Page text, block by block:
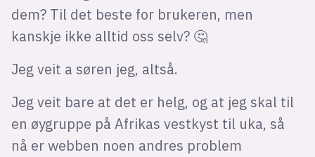
dem? Til det beste for brukeren, men
kanskje ikke alltid oss selv? 🤔
Jeg veit a søren jeg, altså.
Jeg veit bare at det er helg, og at jeg skal til
en øygruppe på Afrikas vestkyst til uka, så
nå er webben noen andres problem